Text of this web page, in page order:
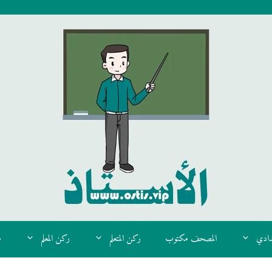
المصحف مكتوب ركن المتعلم ركن المعلم